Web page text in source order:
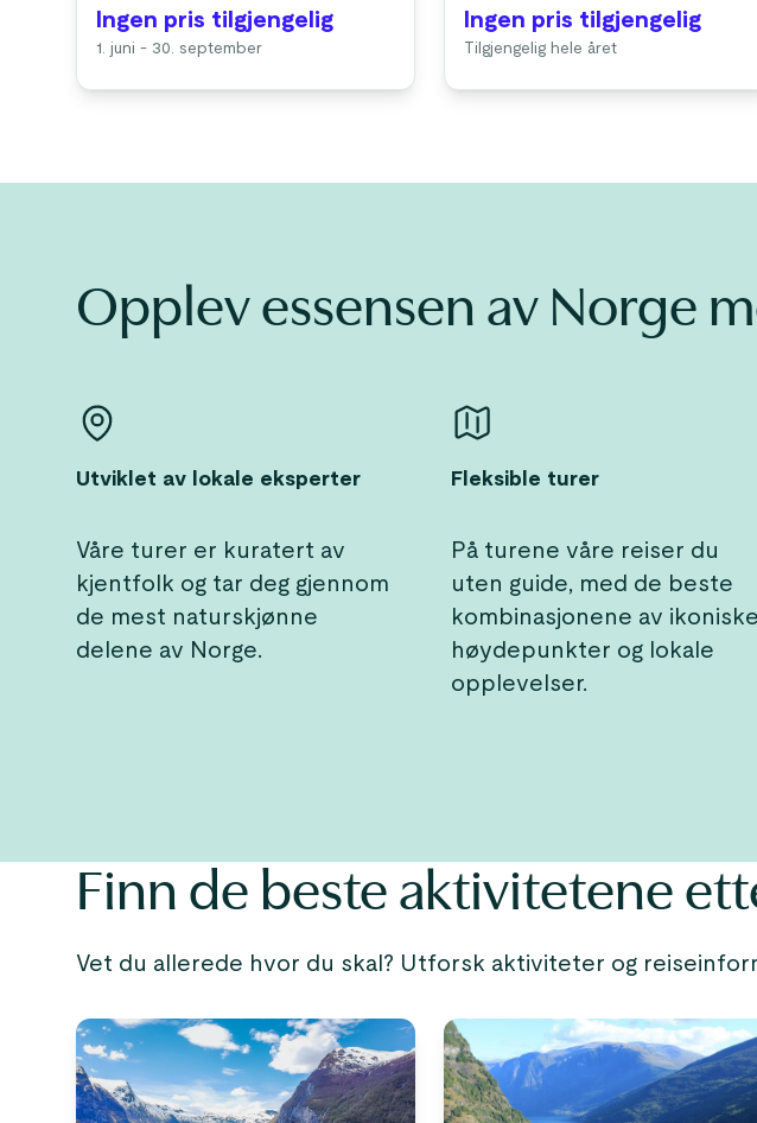
Ingen pris tilgjengelig
1. juni - 30. september
Ingen pris tilgjengelig
Tilgjengelig hele året
Opplev essensen av Norge
Utviklet av lokale eksperter
Våre turer er kuratert av
kjentfolk og tar deg gjennom
de mest naturskjønne
delene av Norge.
Fleksible turer
På turene våre reiser du
uten guide, med de beste
kombinasjonene av ikoniske
høydepunkter og lokale
opplevelser.
Finn de beste aktivitetene
Vet du allerede hvor du skal? Utforsk aktiviteter og